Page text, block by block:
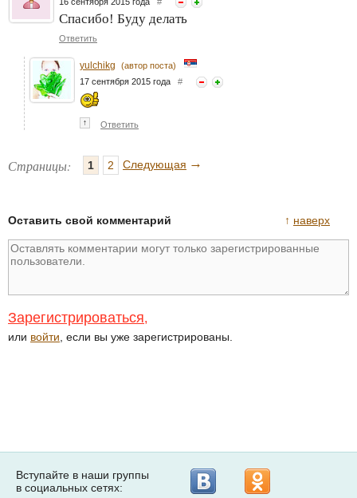
Спасибо! Буду делать
Ответить
yulchikg
(автор поста)
17 сентября 2015 года #
↑ Ответить
Страницы: 1 2 Следующая →
↑ наверх
Оставить свой комментарий
Зарегистрироваться,
или войти , если вы уже зарегистрированы.
Вступайте в наши группы
в социальных сетях: